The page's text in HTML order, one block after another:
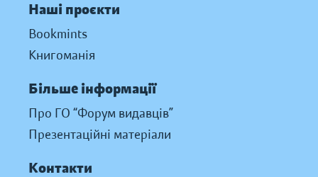
Наші проєкти
Bookmints
Книгоманія
Більше інформації
Про ГО “Форум видавців”
Презентаційні матеріали
Контакти